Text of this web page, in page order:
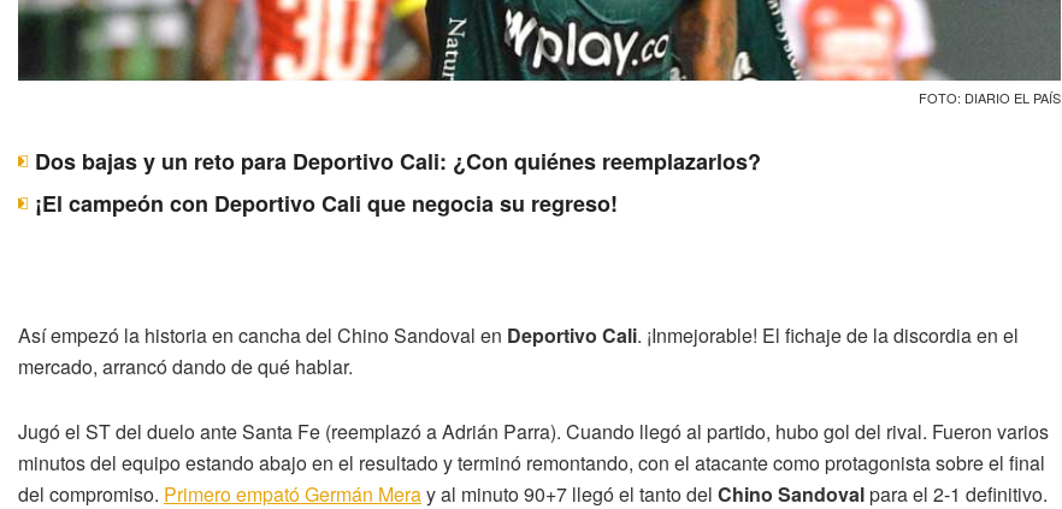
FOTO: DIARIO EL PAÍS
Dos bajas y un reto para Deportivo Cali: ¿Con quiénes reemplazarlos?
¡El campeón con Deportivo Cali que negocia su regreso!
Así empezó la historia en cancha del Chino Sandoval en Deportivo Cali. ¡Inmejorable! El fichaje de la discordia en el
mercado, arrancó dando de qué hablar.
Jugó el ST del duelo ante Santa Fe (reemplazó a Adrián Parra). Cuando llegó al partido, hubo gol del rival. Fueron varios
minutos del equipo estando abajo en el resultado y terminó remontando, con el atacante como protagonista sobre el final
del compromiso. Primero empató Germán Meray al minuto 90+7 llegó el tanto del Chino Sandovalpara el 2-1 definitivo.